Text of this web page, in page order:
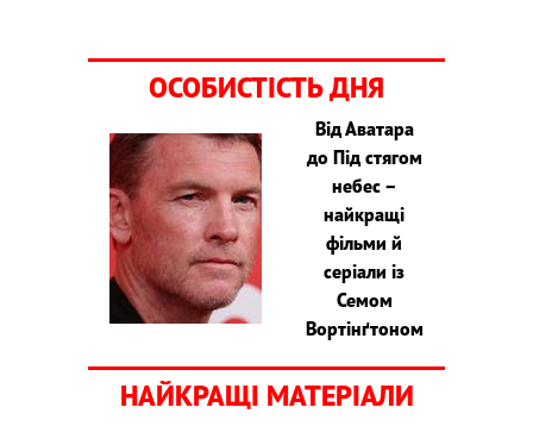
ОСОБИСТІСТЬ ДНЯ
Від Аватара
до Під стягом
небес –
найкращі
фільми й
серіали із
Семом
Вортінґтоном
НАЙКРАЩІ МАТЕРІАЛИ